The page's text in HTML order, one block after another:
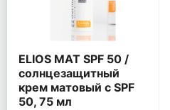
ELIOS MAT SPF 50 /
солнцезащитный
крем матовый с SPF
50, 75 мл